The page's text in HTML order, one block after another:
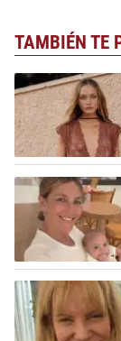
TAMBIÉN TE